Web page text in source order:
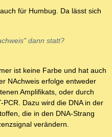
für Humbug. Da lässt sich
dann statt?
ist keine Farbe und hat auch
NAchweis erfolge entweder
Amplifikats, oder durch
Dazu wird die DNA in der
die in den DNA-Strang
verändern.